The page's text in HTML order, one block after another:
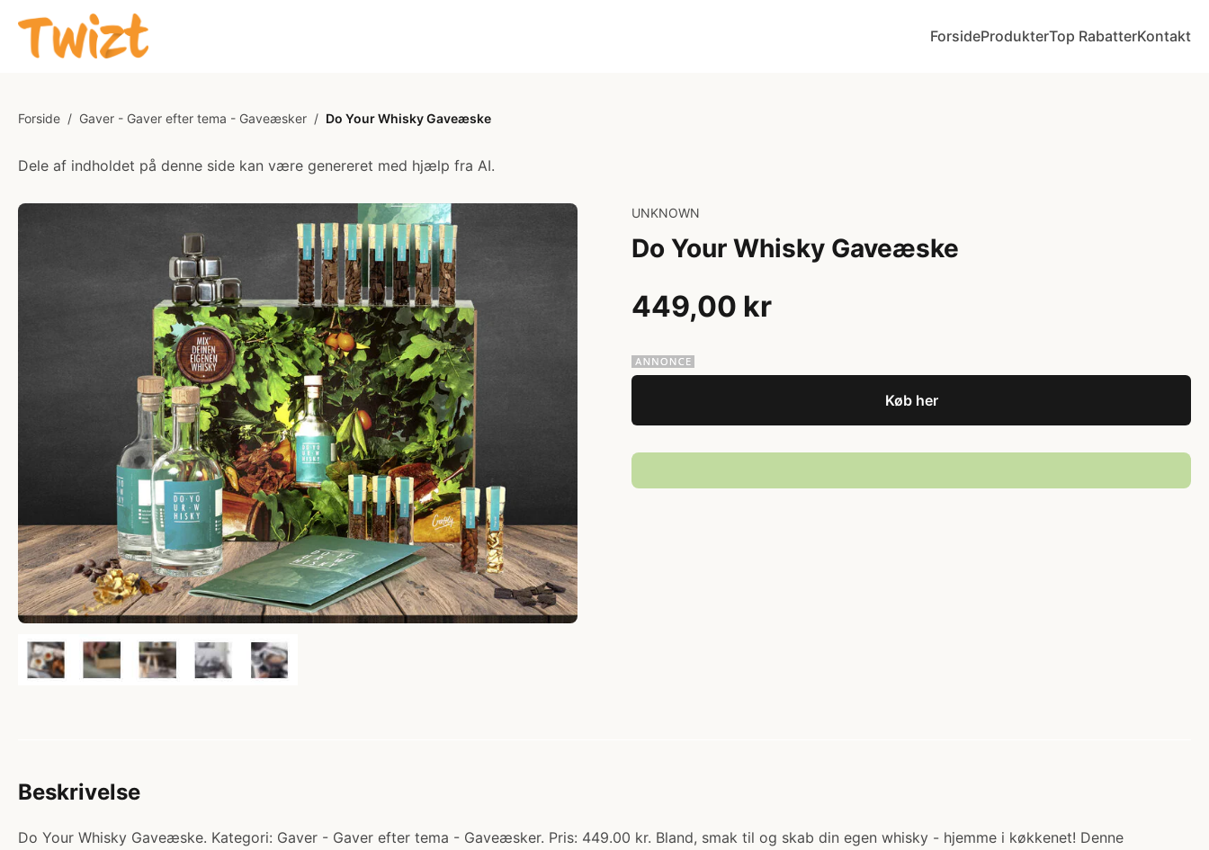
ForsideProdukterTop RabatterKontakt
Forside / Gaver - Gaver efter tema - Gaveæsker / Do Your Whisky Gaveæske
Dele af indholdet på denne side kan være genereret med hjælp fra AI.
UNKNOWN
Do Your Whisky Gaveæske
449,00 kr
Køb her
Beskrivelse
Do Your Whisky Gaveæske. Kategori: Gaver - Gaver efter tema - Gaveæsker. Pris: 449.00 kr. Bland, smak til og skab din egen whisky - hjemme i køkkenet! Denne